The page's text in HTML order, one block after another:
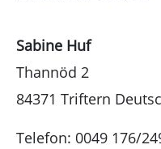
Sabine Huf
Thannöd 2
84371 Triftern
Telefon: 0049 176/